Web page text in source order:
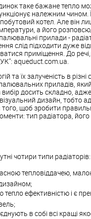
таке бажане тепло
належним чином.
котел. Але він
а його
прилади -
слід підходити дуже
приміщення. До
aqueduct.com.ua.
та їх залученість в
приладів,
досить складно,
візуальний дизайн, тобто
того, щоб зробити
тип радіатора, його
чотири типи радіаторів:
тепловіддачею,
тепло ефективністю і є
в собі всі кращі